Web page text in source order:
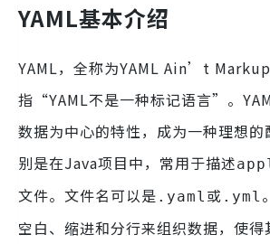
YAML基本介绍
YAML，全称为YAML Ain’t
指“YAML不是一种标记语言”。
数据为中心的特性，成为一种理想的
别是在Java项目中，常用于描述
文件。文件名可以是 .yaml 或 .yml
空白、缩进和分行来组织数据，使